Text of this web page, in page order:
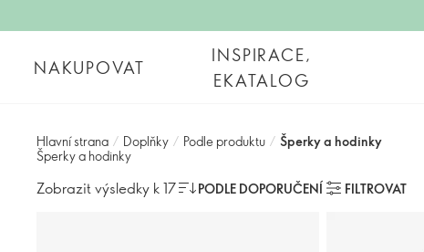
NAKUPOVAT
INSPIRACE,
EKATALOG
Hlavní strana / Doplňky / Podle produktu / Šperky a hodinky
Šperky a hodinky
Zobrazit výsledky k 17 PODLE DOPORUČENÍ FILTROVAT